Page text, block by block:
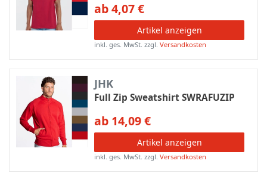
ab 4,07 €
Artikel anzeigen
inkl. ges. MwSt. zzgl.Versandkosten
JHK
Full Zip Sweatshirt SWRAFUZIP
ab 14,09 €
Artikel anzeigen
inkl. ges. MwSt. zzgl.Versandkosten